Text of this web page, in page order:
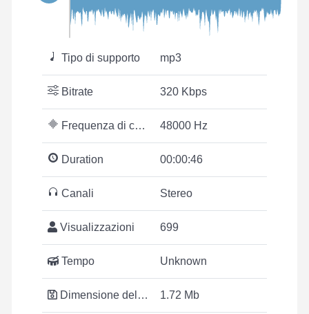
Tipo di supporto mp3
Bitrate 320 Kbps
Frequenza di campionamento 48000 Hz
Duration 00:00:46
Canali Stereo
Visualizzazioni 699
Tempo Unknown
Dimensione del file 1.72 Mb